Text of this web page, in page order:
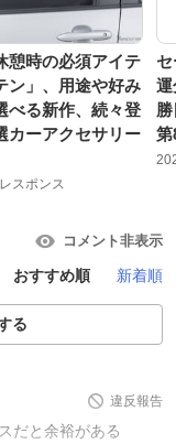
憩時の必須アイテ
ン」、用途や好み
べる新作、続々登
カーアクセサリー
レスポンス
運
第
コメント非表示
おすすめ順 新着順
る
違反報告
だと余裕がある